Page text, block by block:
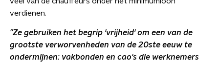
verdienen.
"Ze gebruiken het begrip 'vrijheid' om een van de
grootste verworvenheden van de 20ste eeuw te
ondermijnen: vakbonden en cao's die werknemers